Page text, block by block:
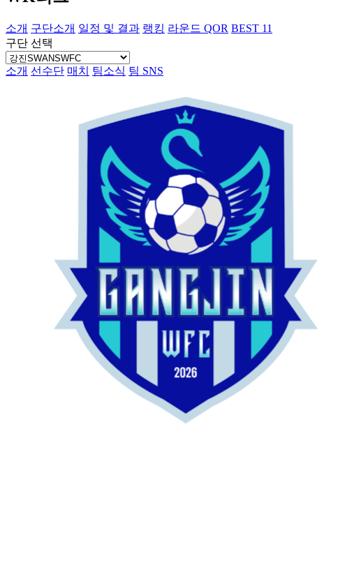
소개 구단소개 일정 및 결과 랭킹 라운드 QOR BEST 11
구단 선택
소개 선수단 매치 팀소식 팀 SNS